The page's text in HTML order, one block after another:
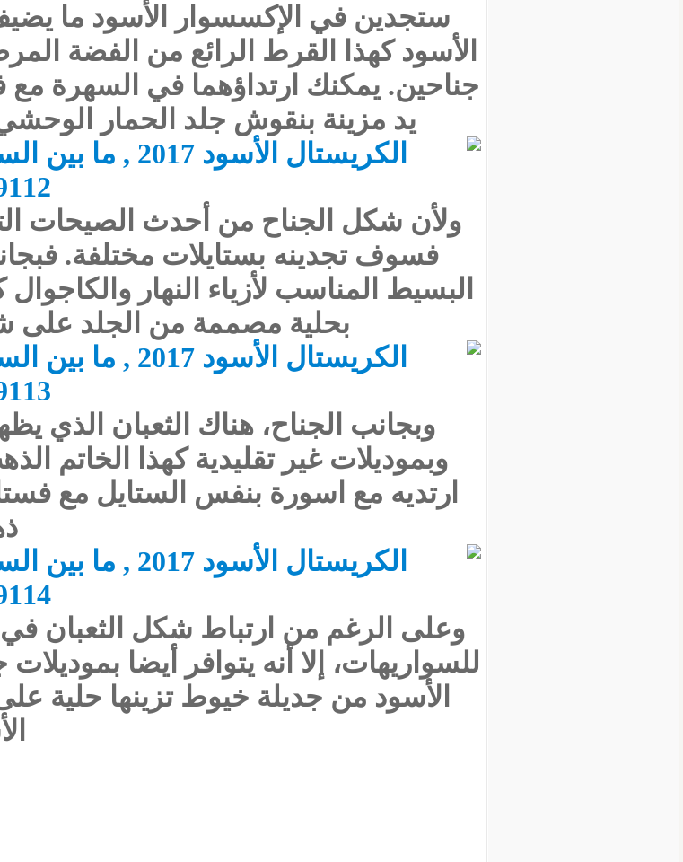
ستجدين في الإكسسوار الأسود ما
الأسود كهذا القرط الرائع من الفضة
جناحين. يمكنك ارتداؤهما في السهرة
يد مزينة بنقوش جلد الحمار
فسوف تجدينه بستايلات مختلفة.
البسيط المناسب لأزياء النهار
بحلية مصممة من الجلد على
وبجانب الجناح، هناك الثعبان الذي
وبموديلات غير تقليدية كهذا الخاتم
ارتديه مع اسورة بنفس الستايل مع
وعلى الرغم من ارتباط شكل الثعبان في
للسواريهات، إلا أنه يتوافر أيضا
الأسود من جديلة خيوط تزينها حلية